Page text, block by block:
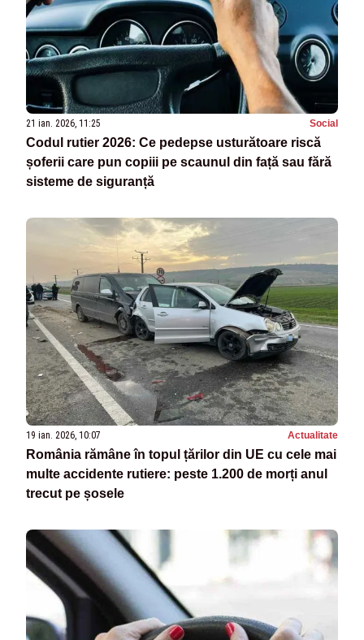
21 ian. 2026, 11:25 Social
Codul rutier 2026: Ce pedepse usturătoare riscă
șoferii care pun copiii pe scaunul din față sau fără
sisteme de siguranță
19 ian. 2026, 10:07 Actualitate
România rămâne în topul țărilor din UE cu cele mai
multe accidente rutiere: peste 1.200 de morți anul
trecut pe șosele